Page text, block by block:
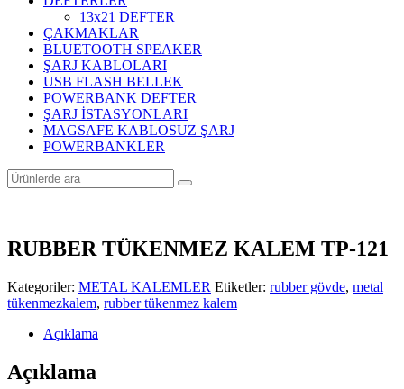
13x21 DEFTER
ÇAKMAKLAR
BLUETOOTH SPEAKER
ŞARJ KABLOLARI
USB FLASH BELLEK
POWERBANK DEFTER
ŞARJ İSTASYONLARI
MAGSAFE KABLOSUZ ŞARJ
POWERBANKLER
RUBBER TÜKENMEZ KALEM TP-121
Kategoriler: METAL KALEMLER Etiketler: rubber gövde, metal
tükenmezkalem, rubber tükenmez kalem
Açıklama
Açıklama